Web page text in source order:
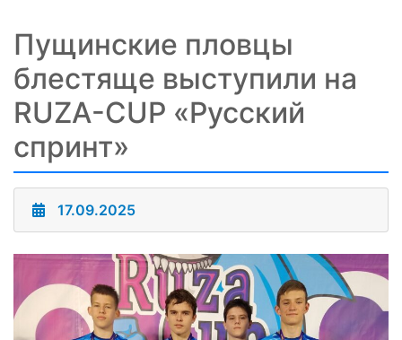
Пущинские пловцы
блестяще выступили на
RUZA-CUP «Русский
спринт»
17.09.2025